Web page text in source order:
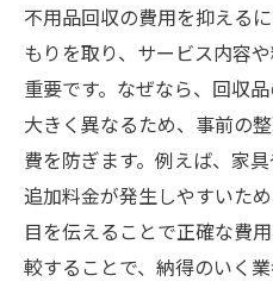
要
無料で不用品回収
千葉市で評判の
不用品回収費用を
ランキング情報を
不用品回収で追加
費用面で安心できる不
不用品回収の費用を抑える
もりを取り、サービス内容
重要です。なぜなら、回収
大きく異なるため、事前の
費を防ぎます。例えば、家
追加料金が発生しやすいた
目を伝えることで正確な費
較することで、納得のいく